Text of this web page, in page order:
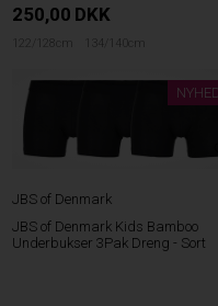
250,00 DKK
122/128cm 134/140cm
JBS of Denmark
JBS of Denmark Kids Bamboo
Underbukser 3Pak Dreng - Sort